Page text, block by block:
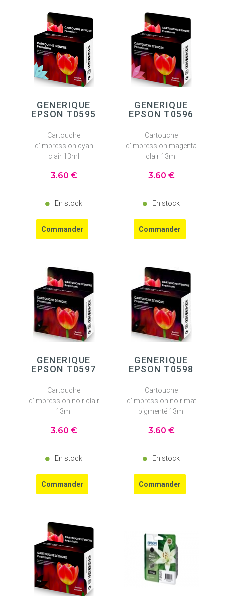
GÉNÉRIQUE
EPSON T0595
Cartouche
d'impression cyan
clair 13ml
3.60 €
En stock
GÉNÉRIQUE
EPSON T0596
Cartouche
d'impression magenta
clair 13ml
3.60 €
En stock
GÉNÉRIQUE
EPSON T0597
Cartouche
d'impression noir clair
13ml
3.60 €
En stock
GÉNÉRIQUE
EPSON T0598
Cartouche
d'impression noir mat
pigmenté 13ml
3.60 €
En stock